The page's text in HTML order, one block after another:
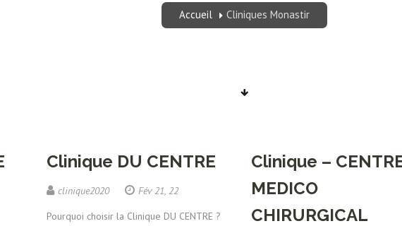
Accueil Cliniques Monastir
Clinique DU CENTRE
clinique2020
Fév 21, 22
Pourquoi choisir la Clinique DU CENTRE ?
Clinique –
MEDICO
CHIRURGICAL